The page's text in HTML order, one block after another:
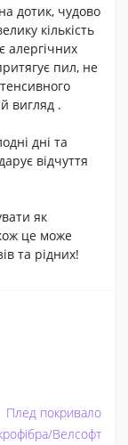
дотик, чудово
кількість
алергічних
пил, не
вигляд .
дні та
відчуття
як
це може
та рідних!
Плед покривало
Велсофт